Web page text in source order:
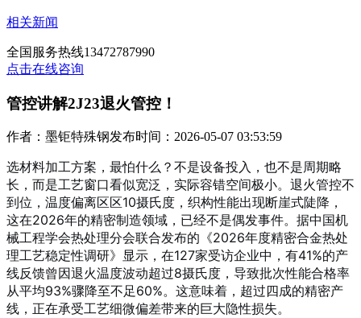
相关新闻
全国服务热线13472787990
点击在线咨询
管控讲解2J23退火管控！
作者：墨钜特殊钢发布时间：2026-05-07 03:53:59
选材料加工方案，最怕什么？不是设备投入，也不是周期略
长，而是工艺窗口看似宽泛，实际容错空间极小。退火管控不
到位，温度偏离区区10摄氏度，织构性能出现断崖式陡降，
这在2026年的精密制造领域，已经不是偶发事件。据中国机
械工程学会热处理分会联合发布的《2026年度精密合金热处
理工艺稳定性调研》显示，在127家受访企业中，有41%的产
线反馈曾因退火温度波动超过8摄氏度，导致批次性能合格率
从平均93%骤降至不足60%。这意味着，超过四成的精密产
线，正在承受工艺细微偏差带来的巨大隐性损失。